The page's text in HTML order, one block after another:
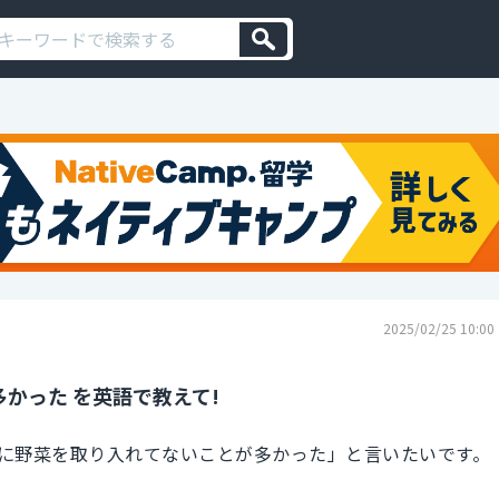
2025/02/25 10:00
った を英語で教えて!
菜を取り入れてないことが多かった」と言いたいです。